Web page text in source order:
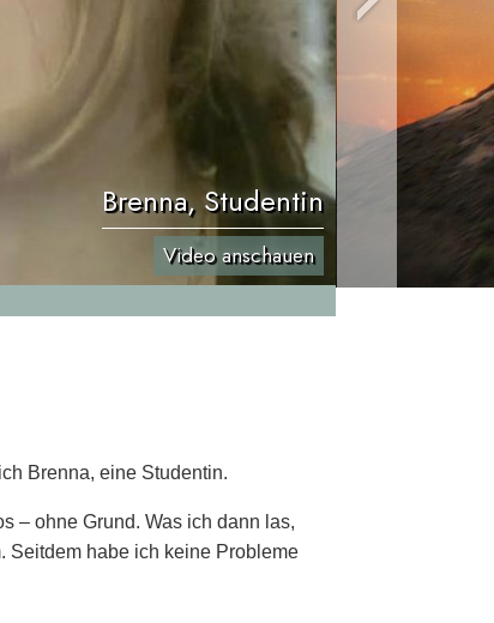
Brenna, Studentin
Video anschauen
Brenna, eine Studentin.
– ohne Grund. Was ich dann las,
Seitdem habe ich keine Probleme